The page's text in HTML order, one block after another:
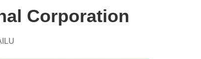
Corporation